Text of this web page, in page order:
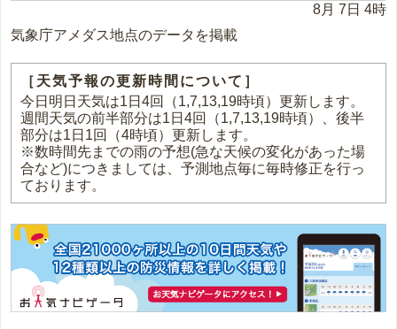
8月 7日 4時
気象庁アメダス地点のデータを掲載
［天気予報の更新時間について］
今日明日天気は1日4回（1,7,13,19時頃）更新します。
週間天気の前半部分は1日4回（1,7,13,19時頃）、後半
部分は1日1回（4時頃）更新します。
※数時間先までの雨の予想(急な天候の変化があった場
合など)につきましては、予測地点毎に毎時修正を行っ
ております。